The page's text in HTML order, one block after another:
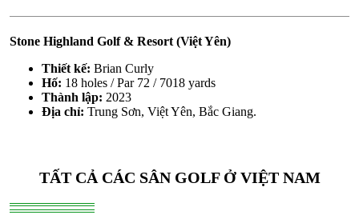
Stone Highland Golf & Resort (Việt Yên)
Thiết kế: Brian Curly
Hố: 18 holes / Par 72 / 7018 yards
Thành lập: 2023
Địa chỉ: Trung Sơn, Việt Yên, Bắc Giang.
TẤT CẢ CÁC SÂN GOLF Ở VIỆT NAM